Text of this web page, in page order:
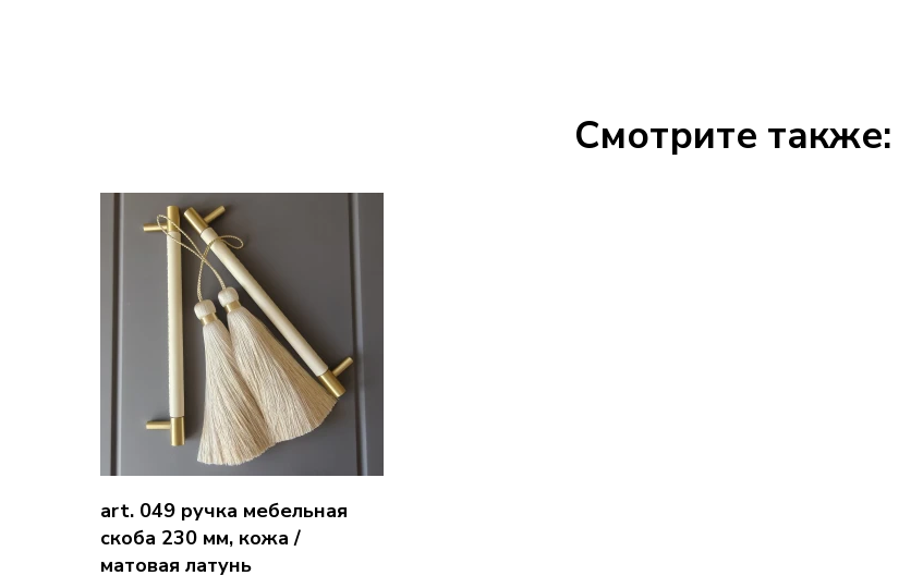
Смотрите также:
art. 049 ручка мебельная
скоба 230 мм, кожа /
матовая латунь